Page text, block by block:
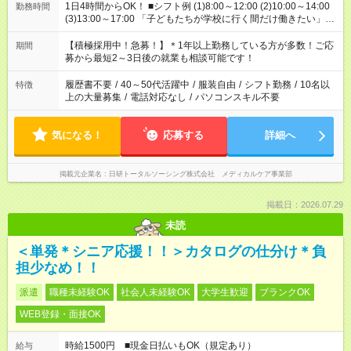
勤務時間
1日4時間からOK！ ■シフト例 (1)8:00～12:00 (2)10:00～14:00
(3)13:00～17:00 「子どもたちが学校に行く間だけ働きたい」
「余裕を持って夕飯の準備がしたい」 「午前中は働いて、午後
はプライベートの時間にしたい」 など、ご希望を教えてくださ
いね。 ※Wワーク希望の方へ 今ご覧のお仕事で希望する勤務時
間と、もう1つのお仕事の勤務時間。 合計で週40時間を超える
場合は応募できません。
期間
【積極採用中！急募！】＊1年以上勤務している方が多数！ご応
募から最短2～3日後の就業も相談可能です！
特徴 履歴書不要 / 40～50代活躍中 / 服装自由 / シフト勤務 / 10名以
上の大量募集 / 電話対応なし / パソコンスキル不要
気になる！ 応募する 詳細へ
掲載元企業名 日研トータルソーシング株式会社 メディカルケア事業部
掲載日：2026.07.29
未読
＜単発＊シニア応援！！＞カタログの仕分け＊負
担少なめ！！
派遣 職種未経験OK 社会人未経験OK 大学生歓迎
ブランクOK
WEB登録・面接OK
給与 時給1500円 ■現金日払いもOK（規定あり）